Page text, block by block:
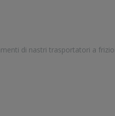
di nastri trasportatori a